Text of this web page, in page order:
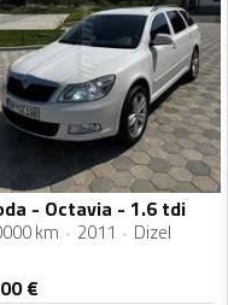
- Octavia - 1.6 tdi
km 2011 Dizel
€